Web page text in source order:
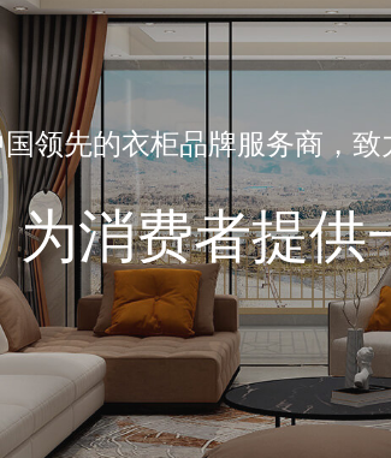
书柜系列
领先的衣柜品牌服务商，
为消费者提供